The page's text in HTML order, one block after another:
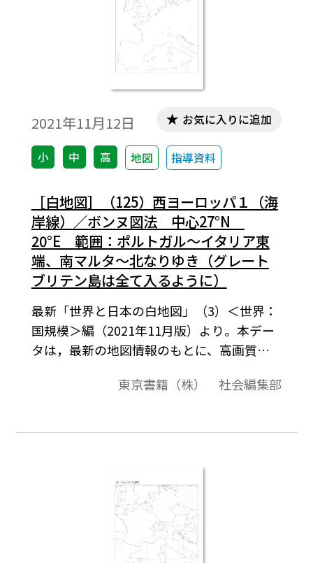
2021年11月12日
小 中 高 地図 指導資料
お気に入りに追加
［白地図］（125）西ヨーロッパ１（海
岸線）／ボンヌ図法 中心27°N
20°E 範囲：ポルトガル～イタリア東
端、南マルタ～北なりゆき（グレート
ブリテン島は全て入るように）
最新「世界と日本の白地図」（3）＜世界：
国規模＞編（2021年11月版）より。本デー
タは，最新の地図情報のもとに、高画質・
やワークシート作成などで，自由に加工・
東京書籍（株） 社会編集部